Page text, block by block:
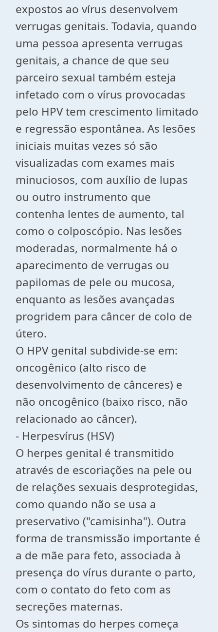
expostos ao vírus desenvolvem
verrugas genitais. Todavia, quando
uma pessoa apresenta verrugas
genitais, a chance de que seu
parceiro sexual também esteja
infetado com o vírus provocadas
pelo HPV tem crescimento limitado
e regressão espontânea. As lesões
iniciais muitas vezes só são
visualizadas com exames mais
minuciosos, com auxílio de lupas
ou outro instrumento que
contenha lentes de aumento, tal
como o colposcópio. Nas lesões
moderadas, normalmente há o
aparecimento de verrugas ou
papilomas de pele ou mucosa,
enquanto as lesões avançadas
progridem para câncer de colo de
útero.
O HPV genital subdivide-se em:
oncogênico (alto risco de
desenvolvimento de cânceres) e
não oncogênico (baixo risco, não
relacionado ao câncer).
- Herpesvírus (HSV)
O herpes genital é transmitido
através de escoriações na pele ou
de relações sexuais desprotegidas,
como quando não se usa a
preservativo ("camisinha"). Outra
forma de transmissão importante é
a de mãe para feto, associada à
presença do vírus durante o parto,
com o contato do feto com as
secreções maternas.
Os sintomas do herpes começa